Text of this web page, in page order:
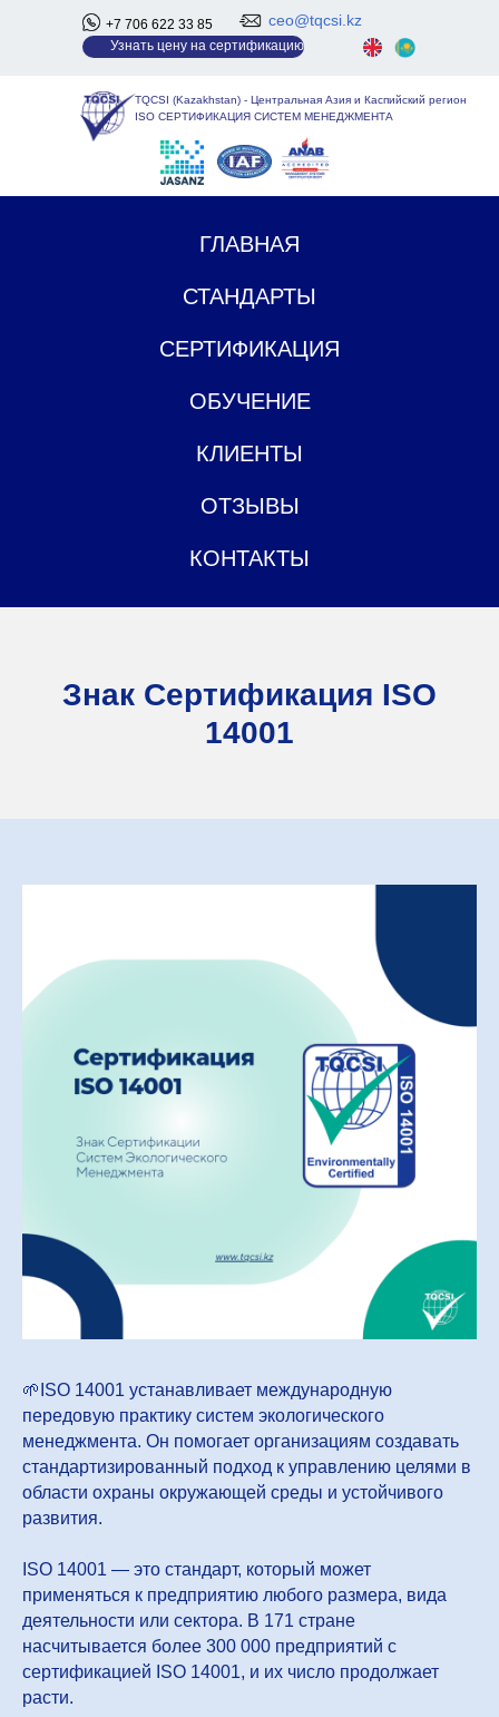
+7 706 622 33 85 ceo@tqcsi.kz
Узнать цену на сертификацию
TQCSI (Kazakhstan) - Центральная Азия и Каспийский регион
ISO СЕРТИФИКАЦИЯ СИСТЕМ МЕНЕДЖМЕНТА
ГЛАВНАЯ
СТАНДАРТЫ
СЕРТИФИКАЦИЯ
ОБУЧЕНИЕ
КЛИЕНТЫ
ОТЗЫВЫ
КОНТАКТЫ
Знак Сертификация ISO
14001
🌱ISO 14001 устанавливает международную
передовую практику систем экологического
менеджмента. Он помогает организациям создавать
стандартизированный подход к управлению целями в
области охраны окружающей среды и устойчивого
развития.
ISO 14001 — это стандарт, который может
применяться к предприятию любого размера, вида
деятельности или сектора. В 171 стране
насчитывается более 300 000 предприятий с
сертификацией ISO 14001, и их число продолжает
расти.